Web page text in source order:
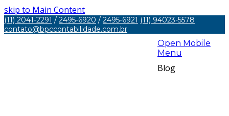
skip to Main Content
(11) 2041-2291 / 2495-6920 / 2495-6921 (11) 94023-5578
contato@bpccontabilidade.com.br
Open Mobile
Menu
Blog